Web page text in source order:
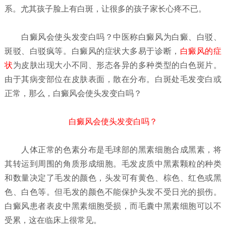
系。尤其孩子脸上有白斑，让很多的孩子家长心疼不已。
白癜风会使头发变白吗？ 中医称白癜风为白癜、白驳、
斑驳、白驳疯等。白癜风的症状大多易于诊断， 白癜风的症
状为皮肤出现大小不同、形态各异的多种类型的白色斑片。
由于其病变部位在皮肤表面，散在分布。白斑处毛发变白或
正常，那么，白癜风会使头发变白吗？
白癜风会使头发变白吗？
人体正常的色素分布是毛球部的黑素细胞合成黑素，将
其转运到周围的角质形成细胞。毛发皮质中黑素颗粒的种类
和数量决定了毛发的颜色，头发可有黄色、棕色、红色或黑
色、白色等。但毛发的颜色不能保护头发不受日光的损伤。
白癜风患者表皮中黑素细胞受损，而毛囊中黑素细胞可以不
受累，这在临床上很常见。